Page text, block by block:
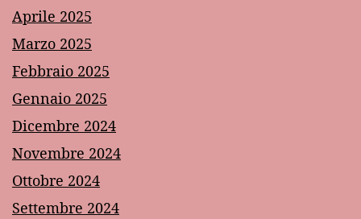
Aprile 2025
Marzo 2025
Febbraio 2025
Gennaio 2025
Dicembre 2024
Novembre 2024
Ottobre 2024
Settembre 2024